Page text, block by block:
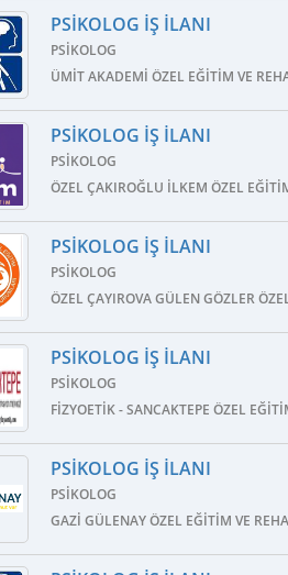
PSIKOLOG İŞ İLANI
PSIKOLOG
ÜMIT AKADEMI ÖZEL EĞITIM VE
PSIKOLOG İŞ İLANI
PSIKOLOG
ÖZEL ÇAKIROĞLU İLKEM ÖZEL
PSIKOLOG İŞ İLANI
PSIKOLOG
ÖZEL ÇAYIROVA GÜLEN GÖZLER
PSIKOLOG İŞ İLANI
PSIKOLOG
FIZYOETIK - SANCAKTEPE ÖZEL
PSIKOLOG İŞ İLANI
PSIKOLOG
GAZI GÜLENAY ÖZEL EĞITIM VE